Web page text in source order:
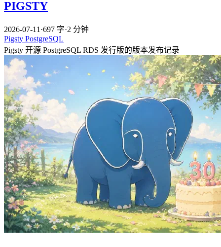
PIGSTY
2026-07-11 ·697 字·2 分钟
Pigsty PostgreSQL
Pigsty 开源 PostgreSQL RDS 发行版的版本发布记录